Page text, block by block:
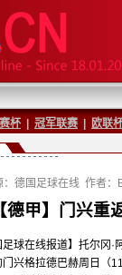
杯 冠军联赛 欧联
：德国足球在线 作者：
【德甲】门兴重
足球在线报道】托尔冈
门兴格拉德巴赫周日（